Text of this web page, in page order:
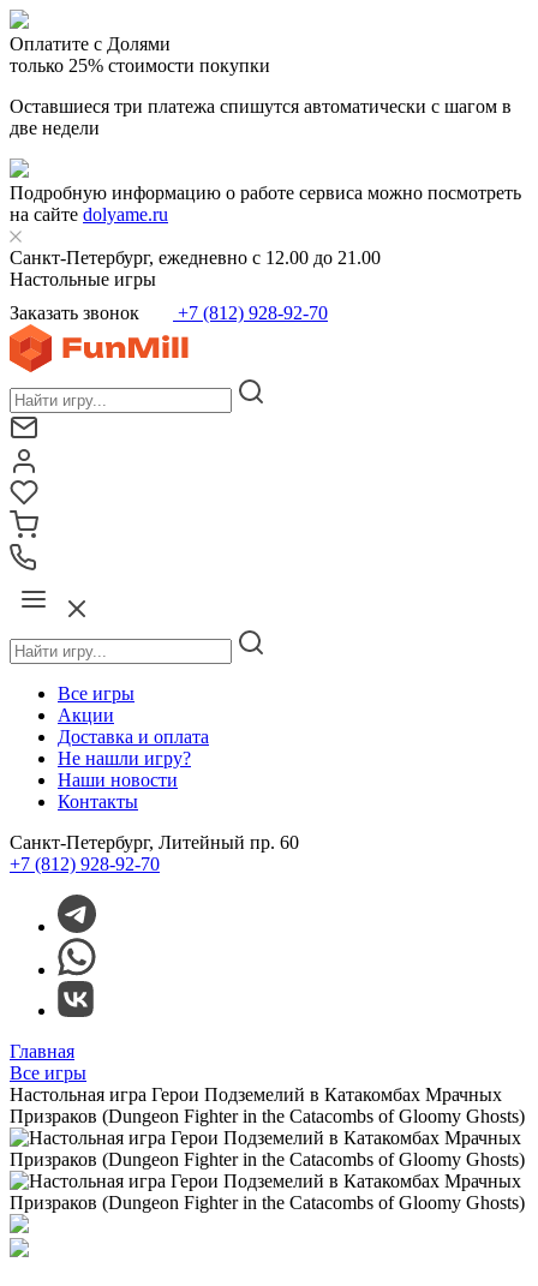
Оплатите с Долями
только 25% стоимости покупки
Оставшиеся три платежа спишутся автоматически с шагом в
две недели
Подробную информацию о работе сервиса можно посмотреть
на сайте dolyame.ru
Санкт-Петербург, ежедневно с 12.00 до 21.00
Настольные игры
Заказать звонок
+7 (812) 928-92-70
Все игры
Акции
Доставка и оплата
Не нашли игру?
Наши новости
Контакты
Санкт-Петербург, Литейный пр. 60
+7 (812) 928-92-70
Главная
Все игры
Настольная игра Герои Подземелий в Катакомбах Мрачных
Призраков (Dungeon Fighter in the Catacombs of Gloomy Ghosts)